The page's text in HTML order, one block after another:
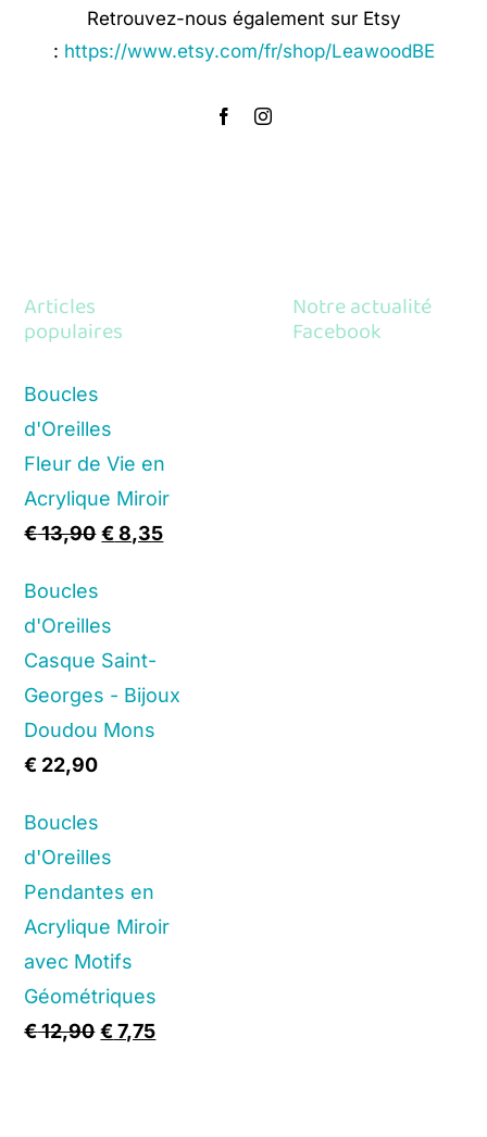
Retrouvez-nous également sur Etsy
: https://www.etsy.com/fr/shop/LeawoodBE
Articles
populaires
Boucles
d'Oreilles
Fleur de Vie en
Acrylique Miroir
€13,90 Original
€ 13,90.
€8,35Current
Boucles
d'Oreilles
Casque Saint-
Georges - Bijoux
Doudou Mons
€ 22,90
Boucles
d'Oreilles
Pendantes en
Acrylique Miroir
avec Motifs
Géométriques
€12,90 Original
€7,75Current
Notre actualité
Facebook